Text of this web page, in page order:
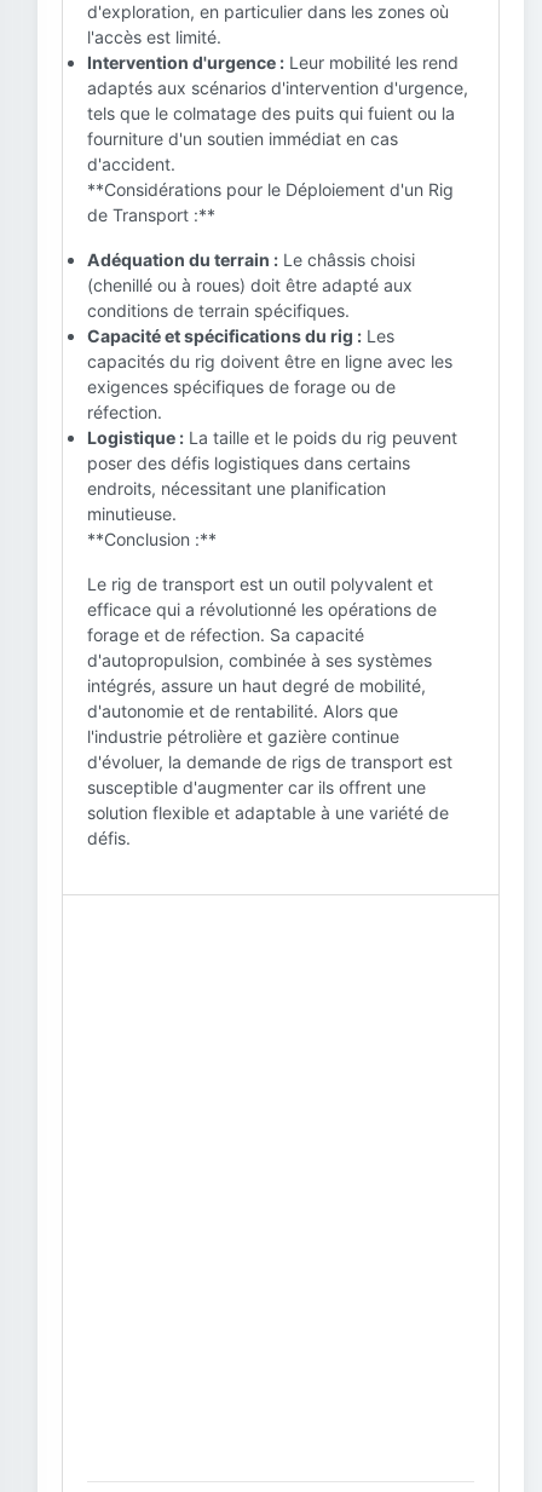
d'exploration, en particulier dans les zones où
l'accès est limité.
Intervention d'urgence : Leur mobilité les rend
adaptés aux scénarios d'intervention d'urgence,
tels que le colmatage des puits qui fuient ou la
fourniture d'un soutien immédiat en cas
d'accident.
**Considérations pour le Déploiement d'un Rig
de Transport :**
Adéquation du terrain : Le châssis choisi
(chenillé ou à roues) doit être adapté aux
conditions de terrain spécifiques.
Capacité et spécifications du rig : Les
capacités du rig doivent être en ligne avec les
exigences spécifiques de forage ou de
réfection.
Logistique : La taille et le poids du rig peuvent
poser des défis logistiques dans certains
endroits, nécessitant une planification
minutieuse.
**Conclusion :**
Le rig de transport est un outil polyvalent et
efficace qui a révolutionné les opérations de
forage et de réfection. Sa capacité
d'autopropulsion, combinée à ses systèmes
intégrés, assure un haut degré de mobilité,
d'autonomie et de rentabilité. Alors que
l'industrie pétrolière et gazière continue
d'évoluer, la demande de rigs de transport est
susceptible d'augmenter car ils offrent une
solution flexible et adaptable à une variété de
défis.